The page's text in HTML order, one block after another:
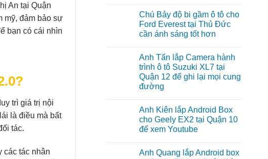
An tại Quận
mỹ, đảm bảo sự
bạn có cái nhìn
trì giá trị nội
là điều mà bất
tác.
các tác nhân
bình
luận
ở
Anh
Android
box
Geely
EX2
tại
Quận
cấp
giải
trí
Chú Bảy độ bi gầm ô tô cho
Ford Everest tại Thủ Đức
cần ánh sáng tốt hơn
bình
luận
ở
Chú
Bảy
độ
ô
tô
cho
Ford
Thủ
Đức
Anh Tấn lắp Camera hành
trình ô tô Suzuki XL7 tại
Quận 12 để ghi lại mọi cung
đường
bình
luận
ở
Anh
Camera
hành
Anh Kiên lắp Android Box
cho Geely EX2 tại Quận 10
để xem Youtube
bình
Anh Quang lắp Android box